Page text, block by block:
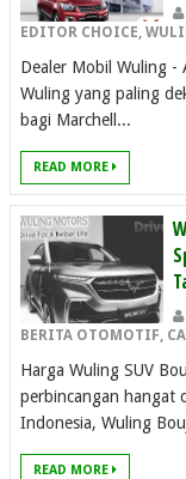
EDITOR CHOICE,
Dealer Mobil Wuling -
Wuling yang paling
bagi Marchell...
READ MORE
BERITA OTOMOTIF,
Harga Wuling SUV
perbincangan hangat
Indonesia, Wuling
READ MORE